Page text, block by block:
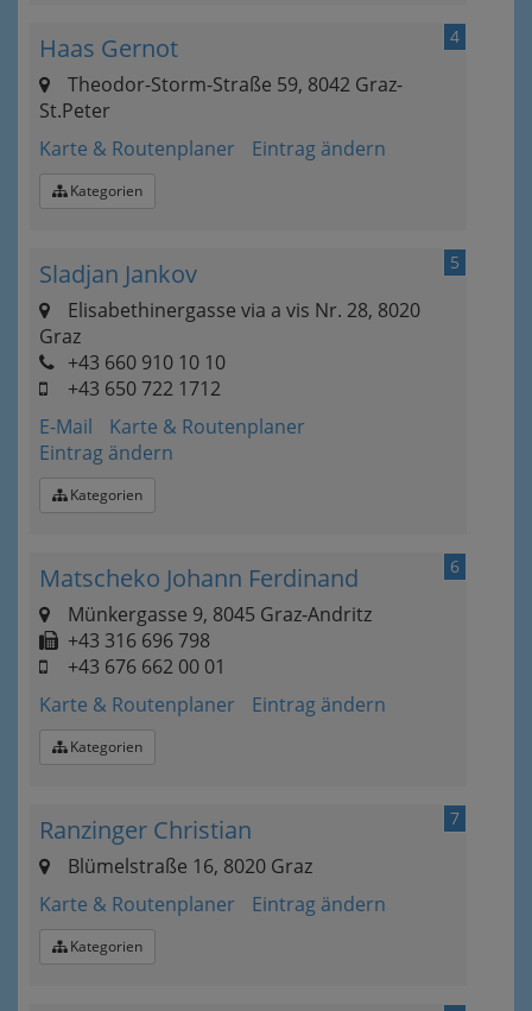
4
Haas Gernot
Theodor-Storm-Straße 59, 8042 Graz-
St.Peter
Karte & Routenplaner
Eintrag ändern
Kategorien
5
Sladjan Jankov
Elisabethinergasse via a vis Nr. 28, 8020
Graz
+43 660 910 10 10
+43 650 722 1712
E-Mail
Karte & Routenplaner
Eintrag ändern
Kategorien
6
Matscheko Johann Ferdinand
Münkergasse 9, 8045 Graz-Andritz
+43 316 696 798
+43 676 662 00 01
Karte & Routenplaner
Eintrag ändern
Kategorien
7
Ranzinger Christian
Blümelstraße 16, 8020 Graz
Karte & Routenplaner
Eintrag ändern
Kategorien